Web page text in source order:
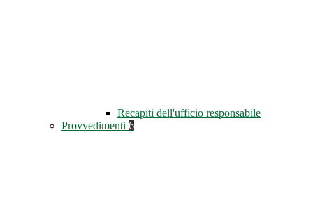
Recapiti dell'ufficio responsabile
Provvedimenti 6